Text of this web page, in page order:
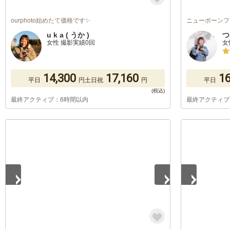
ourphoto始めたて価格です✨
u k a ( うか )
女性 撮影実績0回
平日 14,300 円土日祝 17,160 円
最終アクティブ：6時間以内
ニューボーン
女
平日
最終アクティ